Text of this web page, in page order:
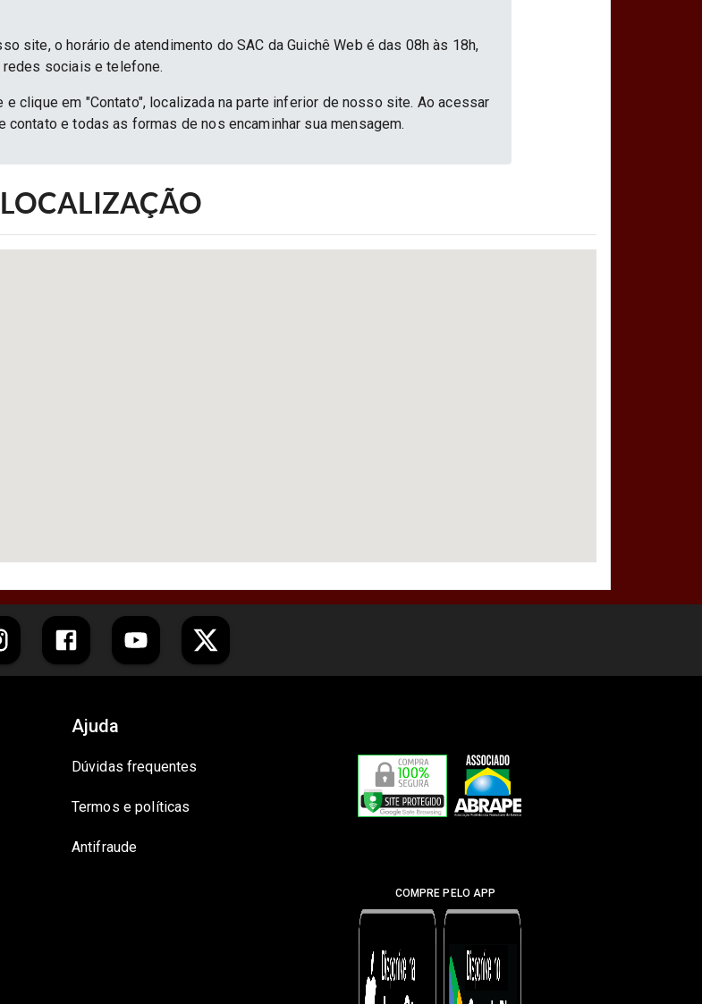
site, o horário de atendimento do SAC da Guichê Web é das 08h às 18h,
sociais e telefone.
clique em "Contato", localizada na parte inferior de nosso site. Ao acessar
e todas as formas de nos encaminhar sua mensagem.
LOCALIZAÇÃO
Ajuda
Dúvidas frequentes
Termos e políticas
Antifraude
COMPRE PELO APP